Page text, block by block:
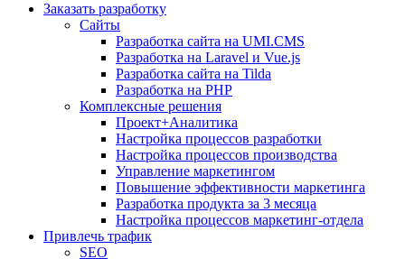
Заказать разработку
Сайты
Разработка сайта на UMI.CMS
Разработка на Laravel и Vue.js
Разработка сайта на Tilda
Разработка на PHP
Комплексные решения
Проект+Аналитика
Настройка процессов разработки
Настройка процессов производства
Управление маркетингом
Повышение эффективности маркетинга
Разработка продукта за 3 месяца
Настройка процессов маркетинг-отдела
Привлечь трафик
SEO